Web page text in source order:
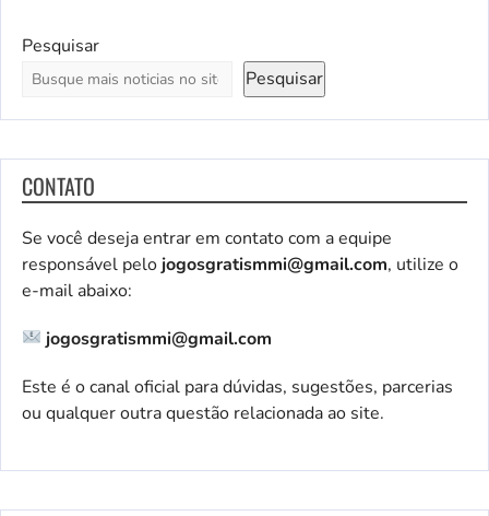
Pesquisar
Pesquisar
CONTATO
Se você deseja entrar em contato com a equipe
responsável pelo jogosgratismmi@gmail.com, utilize o
e-mail abaixo:
jogosgratismmi@gmail.com
Este é o canal oficial para dúvidas, sugestões, parcerias
ou qualquer outra questão relacionada ao site.